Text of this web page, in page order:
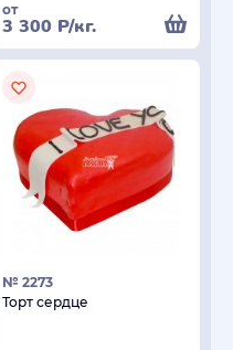
от
3 300 Р/кг.
№ 2273
Торт сердце